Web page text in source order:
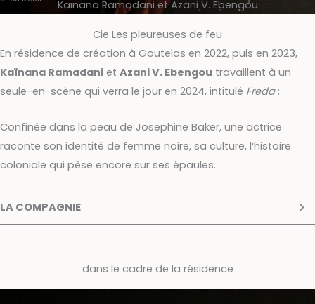
Kaïnana Ramadani et Azani V. Ebengou
Cie Les pleureuses de feu
En résidence de création à Goutelas en 2022, puis en 2023,
Kaïnana Ramadani et Azani V. Ebengou travaillent à un
seule-en-scène qui verra le jour en 2024, intitulé Freda:
Confinée dans la peau de Josephine Baker, une actrice
raconte son identité de femme noire, sa culture, l‘histoire
coloniale qui pèse encore sur ses épaules.
LA COMPAGNIE
dans le cadre de la résidence